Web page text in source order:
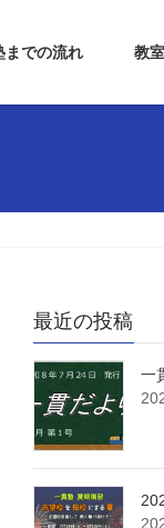
までの流れ 教
最近の投稿
一